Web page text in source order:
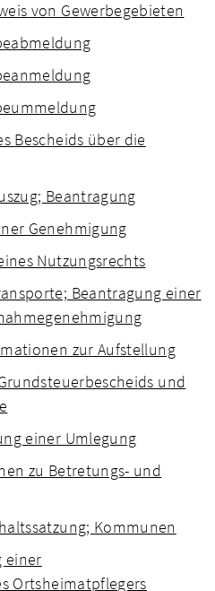
von Gewerbegebieten
Bescheids über die
Beantragung
Genehmigung
Nutzungsrechts
Beantragung einer
zur Aufstellung
und
einer Umlegung
zu Betretungs- und
Kommunen
einer
Ortsheimatpflegers